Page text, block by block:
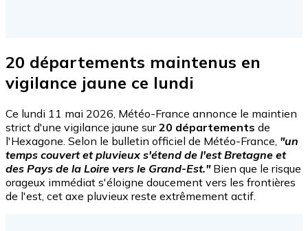
20 départements maintenus en
vigilance jaune ce lundi
Ce lundi 11 mai 2026, Météo-France annonce le maintien
strict d'une vigilance jaune sur20 départements de
l'Hexagone. Selon le bulletin officiel de Météo-France, "un
temps couvert et pluvieux s'étend de l'est Bretagne et
des Pays de la Loire vers le Grand-Est."Bien que le risque
orageux immédiat s'éloigne doucement vers les frontières
de l'est, cet axe pluvieux reste extrêmement actif.